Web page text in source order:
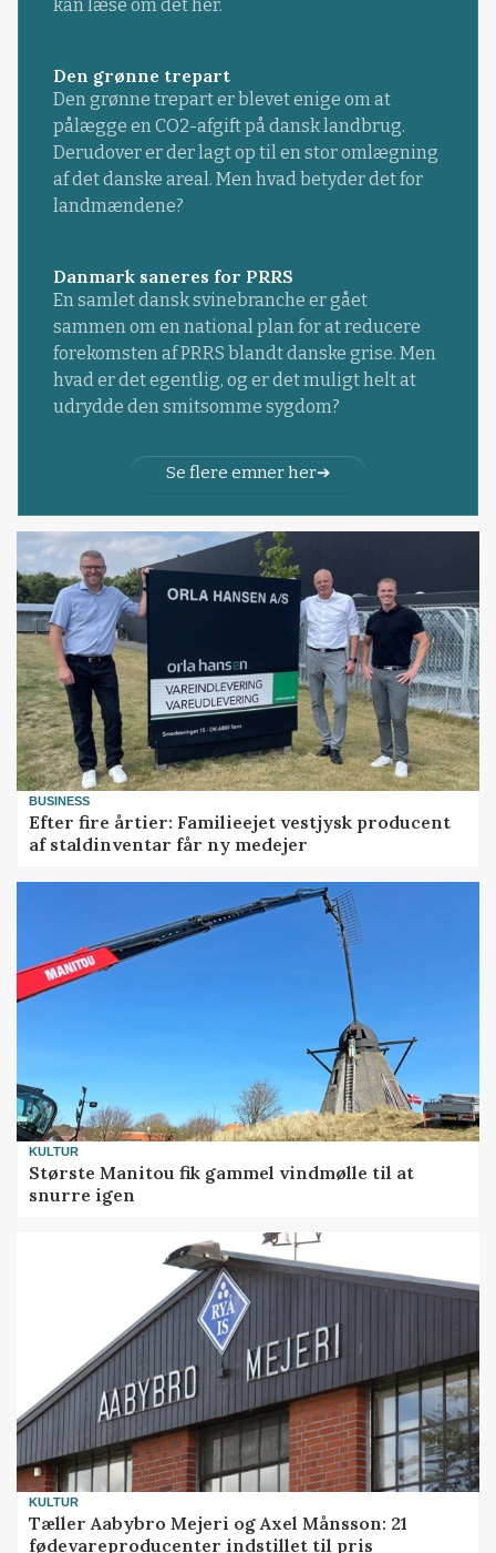
kan læse om det her.
Den grønne trepart
Den grønne trepart er blevet enige om at
pålægge en CO2-afgift på dansk landbrug.
Derudover er der lagt op til en stor omlægning
af det danske areal. Men hvad betyder det for
landmændene?
Danmark saneres for PRRS
En samlet dansk svinebranche er gået
sammen om en national plan for at reducere
forekomsten af PRRS blandt danske grise. Men
hvad er det egentlig, og er det muligt helt at
udrydde den smitsomme sygdom?
Se flere emner her
BUSINESS
Efter fire årtier: Familieejet vestjysk producent
af staldinventar får ny medejer
KULTUR
Største Manitou fik gammel vindmølle til at
snurre igen
KULTUR
Tæller Aabybro Mejeri og Axel Månsson: 21
fødevareproducenter indstillet til pris